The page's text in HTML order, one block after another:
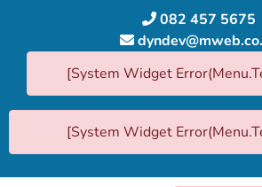
082 457 5675
[System Widget
[System Widget